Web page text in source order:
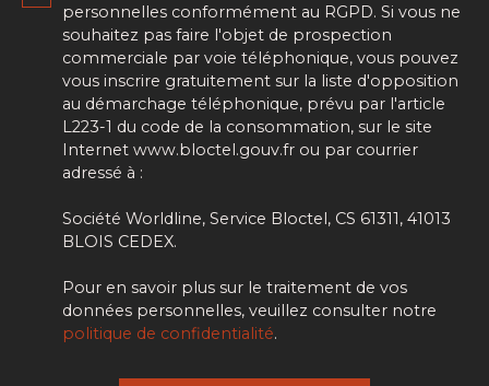
personnelles conformément au RGPD. Si vous ne
souhaitez pas faire l'objet de prospection
commerciale par voie téléphonique, vous pouvez
vous inscrire gratuitement sur la liste d'opposition
au démarchage téléphonique, prévu par l'article
L223-1 du code de la consommation, sur le site
Internet www.bloctel.gouv.fr ou par courrier
adressé à :
Société Worldline, Service Bloctel, CS 61311, 41013
BLOIS CEDEX.
Pour en savoir plus sur le traitement de vos
données personnelles, veuillez consulter notre
politique de confidentialité.